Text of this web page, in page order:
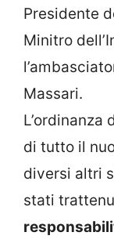
Presidente
Minitro
Massari.
L’ordinanza
di tutto il
diversi altri
stati